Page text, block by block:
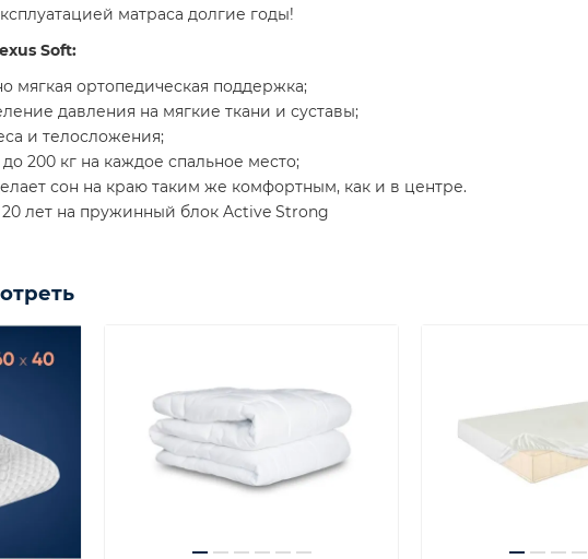
матраса долгие годы!
Soft:
мягкая ортопедическая поддержка;
давления на мягкие ткани и суставы;
и телосложения;
200 кг на каждое спальное место;
сон на краю таким же комфортным, как и в центре.
лет на пружинный блок Active Strong